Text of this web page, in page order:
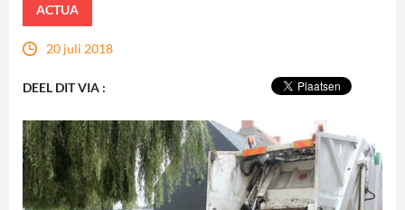
ACTUA
20 juli 2018
DEEL DIT VIA :